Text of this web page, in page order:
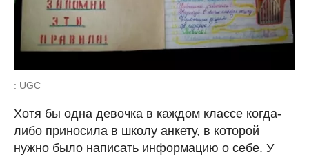
: UGC
Хотя бы одна девочка в каждом классе когда-
либо приносила в школу анкету, в которой
нужно было написать информацию о себе. У